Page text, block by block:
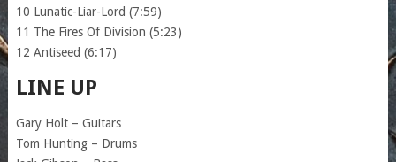
10 Lunatic-Liar-Lord (7:59)
11 The Fires Of Division (5:23)
12 Antiseed (6:17)
LINE UP
Gary Holt – Guitars
Tom Hunting – Drums